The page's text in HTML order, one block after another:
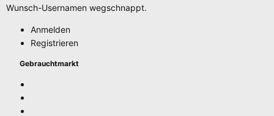
Wunsch-Usernamen wegschnappt.
Anmelden
Registrieren
Gebrauchtmarkt